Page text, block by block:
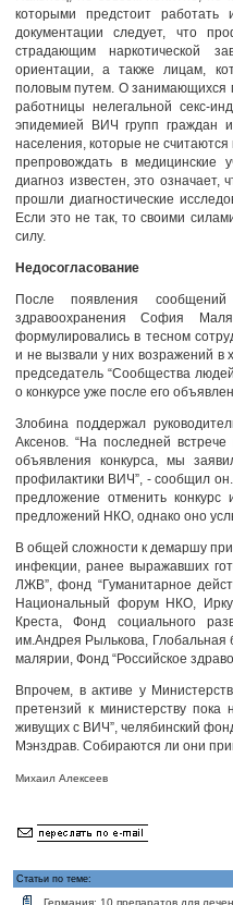
которыми предстоит работать
документации следует, что
страдающим наркотической
ориентации, а также лицам,
половым путем. О занимающихся
работницы нелегальной секс-
эпидемией ВИЧ групп граждан
населения, которые не
препровождать в
диагноз известен, это
прошли диагностические
Если это не так, то своими
силу.
Недосогласование
После появления
здравоохранения София
формулировались в тесном
и не вызвали у них возражений в
председатель “Сообщества
о конкурсе уже после его
Злобина поддержал
Аксенов. “На последней
объявления конкурса, мы
профилактики ВИЧ”, - сообщил
предложение отменить конкурс
предложений НКО, однако оно
В общей сложности к демаршу
инфекции, ранее выражавших
ЛЖВ”, фонд “Гуманитарное
Национальный форум НКО,
Креста, Фонд социального
им.Андрея Рылькова,
малярии, Фонд “Российское
Впрочем, в активе у
претензий к министерству пока
живущих с ВИЧ”, челябинский
Мэнздрав. Собираются ли они
Михаил Алексеев
Статьи по теме:
Германия: 10 препаратов для